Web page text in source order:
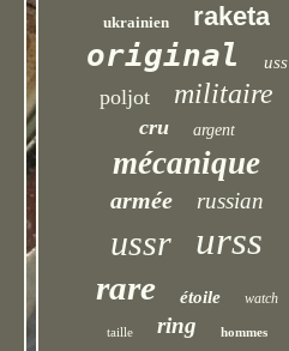
ukrainien raketa
original uss
poljot militaire
cru argent
mécanique
armée russian
ussr urss
rare étoile watch
taille ring hommes